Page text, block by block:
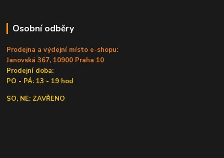
Osobní odběry
Prodejna a výdejní místo e-shopu:
Janovská 367, 10900 Praha 10
Prodejní doba:
PO - PÁ: 13 - 19 hod
SO, NE: ZAVŘENO